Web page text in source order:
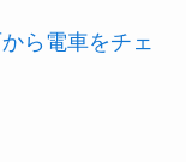
ら電車をチェ